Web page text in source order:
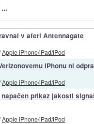
v aferi Antennagate
Apple iPhone/iPad/iPod
iPhonu ni
Apple iPhone/iPad/iPod
prikaz jakosti
Apple iPhone/iPad/iPod